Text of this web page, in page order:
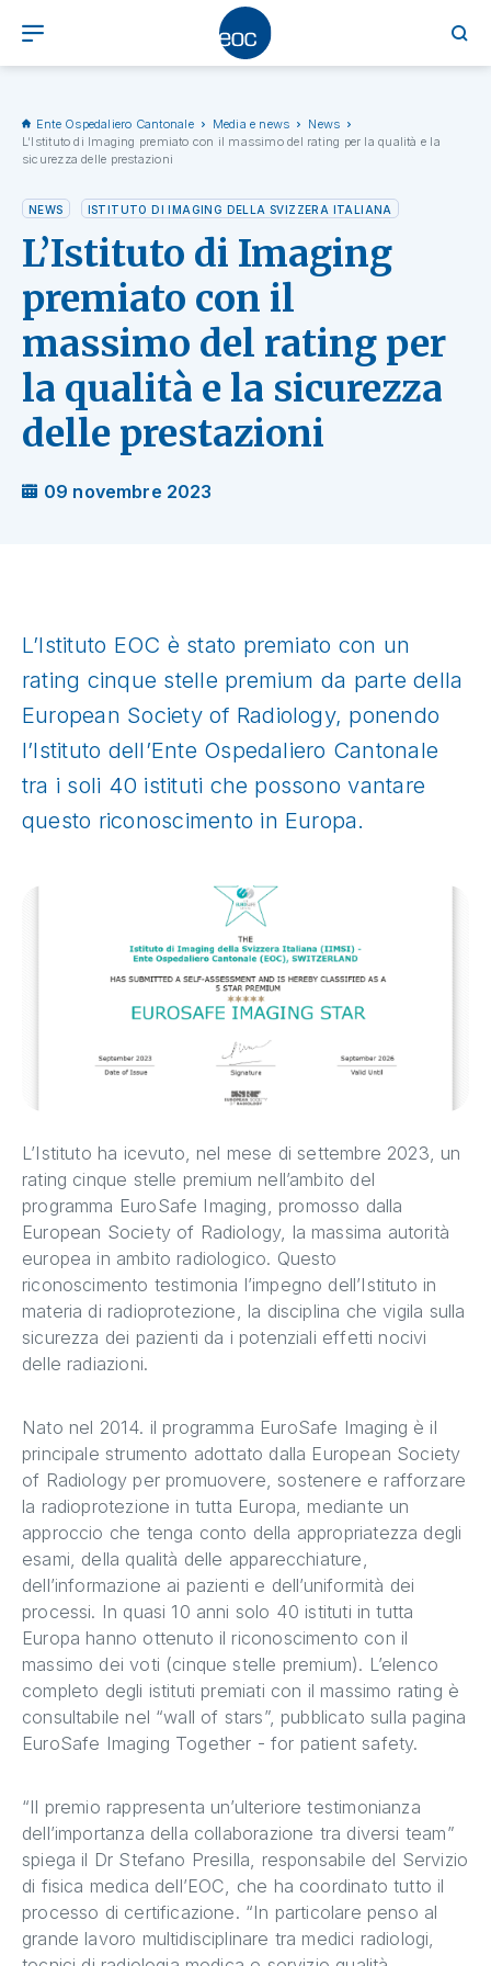
Ente Ospedaliero Cantonale Media e news
News
L’Istituto di Imaging premiato con il massimo del rating per la qualità e la
sicurezza delle prestazioni
NEWS ISTITUTO DI IMAGING DELLA SVIZZERA ITALIANA
L’Istituto di Imaging
premiato con il
massimo del rating per
la qualità e la sicurezza
delle prestazioni
09 novembre 2023
L’Istituto EOC è stato premiato con un
rating cinque stelle premium da parte della
European Society of Radiology, ponendo
l’Istituto dell’Ente Ospedaliero Cantonale
tra i soli 40 istituti che possono vantare
questo riconoscimento in Europa.
L’Istituto ha icevuto, nel mese di settembre 2023, un
rating cinque stelle premium nell’ambito del
programma EuroSafe Imaging, promosso dalla
European Society of Radiology, la massima autorità
europea in ambito radiologico. Questo
riconoscimento testimonia l’impegno dell’Istituto in
materia di radioprotezione, la disciplina che vigila sulla
sicurezza dei pazienti da i potenziali effetti nocivi
delle radiazioni.
Nato nel 2014. il programma EuroSafe Imaging è il
principale strumento adottato dalla European Society
of Radiology per promuovere, sostenere e rafforzare
la radioprotezione in tutta Europa, mediante un
approccio che tenga conto della appropriatezza degli
esami, della qualità delle apparecchiature,
dell’informazione ai pazienti e dell’uniformità dei
processi. In quasi 10 anni solo 40 istituti in tutta
Europa hanno ottenuto il riconoscimento con il
massimo dei voti (cinque stelle premium). L’elenco
completo degli istituti premiati con il massimo rating è
consultabile nel “wall of stars”, pubblicato sulla pagina
EuroSafe Imaging Together - for patient safety.
“Il premio rappresenta un’ulteriore testimonianza
dell’importanza della collaborazione tra diversi team”
spiega il Dr Stefano Presilla, responsabile del Servizio
di fisica medica dell’EOC, che ha coordinato tutto il
processo di certificazione. “In particolare penso al
grande lavoro multidisciplinare tra medici radiologi,